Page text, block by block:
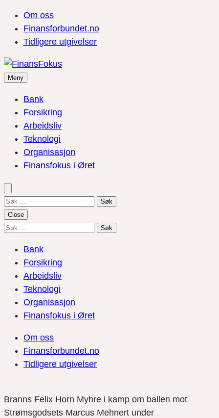
Om oss
Finansforbundet.no
Tidligere utgivelser
Meny
Bank
Forsikring
Arbeidsliv
Teknologi
Organisasjon
Finansfokus i Øret
Søk
etter:
Close
Søk
Bank
Forsikring
Arbeidsliv
Teknologi
Organisasjon
Finansfokus i Øret
Om oss
Finansforbundet.no
Tidligere utgivelser
Branns Felix Horn Myhre i kamp om ballen mot
Strømsgodsets Marcus Mehnert under